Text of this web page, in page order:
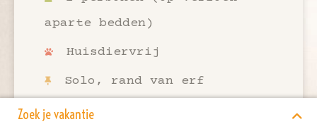
Zoek je vakantie
aparte bedden)
Huisdiervrij
Solo, rand van erf
Binnenkeuken